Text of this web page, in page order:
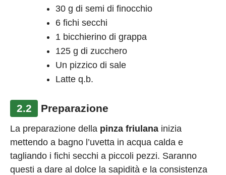
30 g di semi di finocchio
6 fichi secchi
1 bicchierino di grappa
125 g di zucchero
Un pizzico di sale
Latte q.b.
2.2 Preparazione
La preparazione della pinza friulana inizia
mettendo a bagno l’uvetta in acqua calda e
tagliando i fichi secchi a piccoli pezzi. Saranno
questi a dare al dolce la sapidità e la consistenza